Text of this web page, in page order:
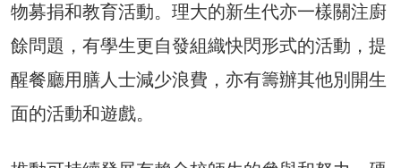
物募捐和教育活動。理大的新生代亦一樣關注廚
餘問題，有學生更自發組織快閃形式的活動，提
醒餐廳用膳人士減少浪費，亦有籌辦其他別開生
面的活動和遊戲。